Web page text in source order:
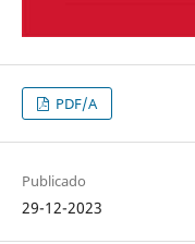
PDF/A
Publicado
29-12-2023